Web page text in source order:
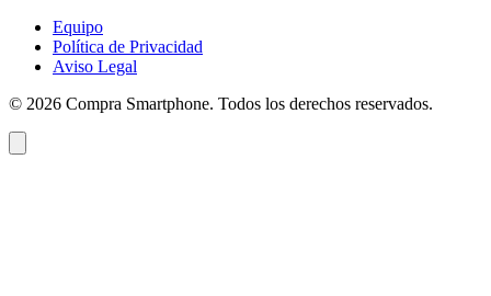
Equipo
Política de Privacidad
Aviso Legal
© 2026 Compra Smartphone. Todos los derechos reservados.